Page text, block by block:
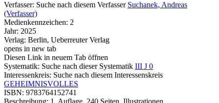
Verfasser: Suche nach diesem Verfasser Suchanek, Andreas
(Verfasser)
Medienkennzeichen: 2
Jahr: 2025
Verlag: Berlin, Ueberreuter Verlag
opens in new tab
Diesen Link in neuem Tab öffnen
Systematik: Suche nach dieser Systematik III J 0
Interessenkreis: Suche nach diesem Interessenskreis
GEHEIMNISVOLLES
ISBN: 9783764152741